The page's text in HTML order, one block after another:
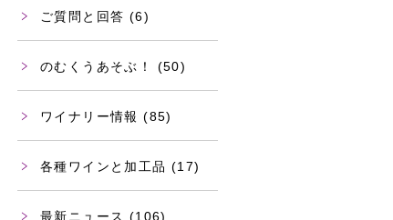
ご質問と回答 (6)
のむくうあそぶ！ (50)
ワイナリー情報 (85)
各種ワインと加工品 (17)
最新ニュース (106)